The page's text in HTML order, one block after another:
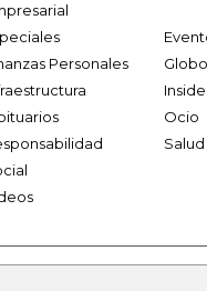
Personales
Inside
Ocio